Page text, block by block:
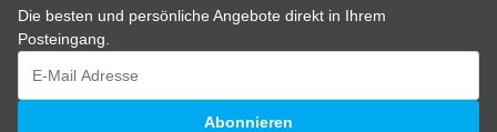
Die besten und persönliche Angebote direkt in Ihrem
Posteingang.
E-Mailadresse
Abonnieren